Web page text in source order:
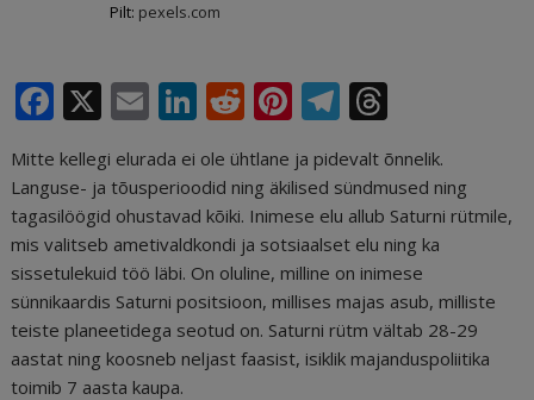
Pilt: pexels.com
F
a
c
e
b
o
o
k
X E
m
ai
l
Li
n
k
e
dI
n
R
e
d
di
t
Pi
te
r
e
st
T
el
e
g
ra
m
r
e
a
d
s
Mitte kellegi elurada ei ole ühtlane ja pidevalt õnnelik.
Languse- ja tõusperioodid ning äkilised sündmused ning
tagasilöögid ohustavad kõiki. Inimese elu allub Saturni rütmile,
mis valitseb ametivaldkondi ja sotsiaalset elu ning ka
sissetulekuid töö läbi. On oluline, milline on inimese
sünnikaardis Saturni positsioon, millises majas asub, milliste
teiste planeetidega seotud on. Saturni rütm vältab 28-29
aastat ning koosneb neljast faasist, isiklik majanduspoliitika
toimib 7 aasta kaupa.